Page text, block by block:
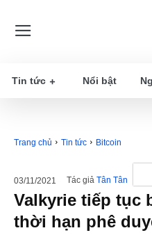
Tin tức Nổi bật
Trang chủ Tin tức Bitcoin
03/11/2021 Tác giả Tân Tân
Valkyrie tiếp tục
thời hạn phê